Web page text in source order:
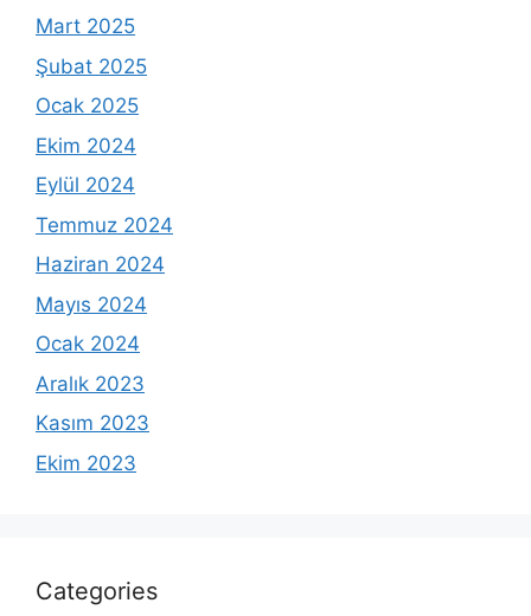
Mart 2025
Şubat 2025
Ocak 2025
Ekim 2024
Eylül 2024
Temmuz 2024
Haziran 2024
Mayıs 2024
Ocak 2024
Aralık 2023
Kasım 2023
Ekim 2023
Categories